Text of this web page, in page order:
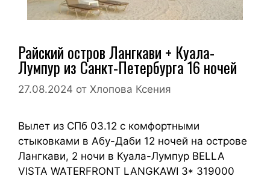
Райский остров Лангкави + Куала-
Лумпур из Санкт-Петербурга 16 ночей
27.08.2024 от Хлопова Ксения
Вылет из СПб 03.12 с комфортными
стыковками в Абу-Даби 12 ночей на острове
Лангкави, 2 ночи в Куала-Лумпур BELLA
VISTA WATERFRONT LANGKAWI 3* 319000